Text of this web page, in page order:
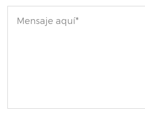
Perfecto para retoques o crear
necesitas para crear looks